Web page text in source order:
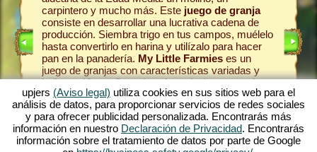
uno
es
ofrece
en el
. Juega
alguno
carpintero y mucho más. Este juego de granja
consiste en desarrollar una lucrativa cadena de
producción. Siembra trigo en tus campos, muélelo
hasta convertirlo en harina y utilízalo para hacer
pan en la panadería. My Little Farmieses un
juego de granjas con características variadas y
bellos gráficos. Organizas la agricultura en todas
sus facetas: desde el cultivo de hortalizas hasta la
cría de animales de granja. Encontrarás en el
juego gratis onlineanimales de granja
tradicionales como el cerdo Mangalica o la gallina
sedosa. Crea florecientes paisajes en My Little
las
en la
una
pueblo
tu
máximo
entorno
upjers (Aviso legal) utiliza cookies en sus sitios web para el
análisis de datos, para proporcionar servicios de redes sociales
y para ofrecer publicidad personalizada. Encontrarás más
información en nuestro Declaración de Privacidad. Encontrarás
información sobre el tratamiento de datos por parte de Google